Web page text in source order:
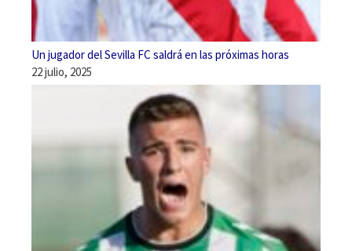
Un jugador del Sevilla FC saldrá en las próximas horas
22 julio, 2025